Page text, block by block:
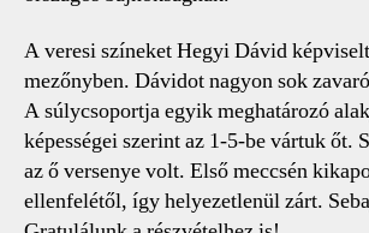
A veresi színeket Hegyi Dávid
mezőnyben. Dávidot nagyon sok
A súlycsoportja egyik meghatározó
képességei szerint az 1-5-be vártuk őt.
az ő versenye volt. Első meccsén
ellenfelétől, így helyezetlenül zárt.